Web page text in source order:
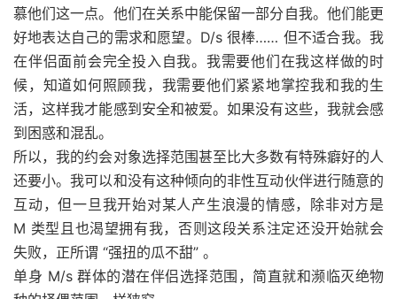
慕他们这一点。他们在关系中能保留一部分自我。他们能更
好地表达自己的需求和愿望。D/s 很棒…… 但不适合我。我
在伴侣面前会完全投入自我。我需要他们在我这样做的时
候，知道如何照顾我，我需要他们紧紧地掌控我和我的生
活，这样我才能感到安全和被爱。如果没有这些，我就会感
到困惑和混乱。
所以，我的约会对象选择范围甚至比大多数有特殊癖好的人
还要小。我可以和没有这种倾向的非性互动伙伴进行随意的
互动，但一旦我开始对某人产生浪漫的情感，除非对方是
M 类型且也渴望拥有我，否则这段关系注定还没开始就会
失败，正所谓 “强扭的瓜不甜” 。
单身 M/s 群体的潜在伴侣选择范围，简直就和濒临灭绝物